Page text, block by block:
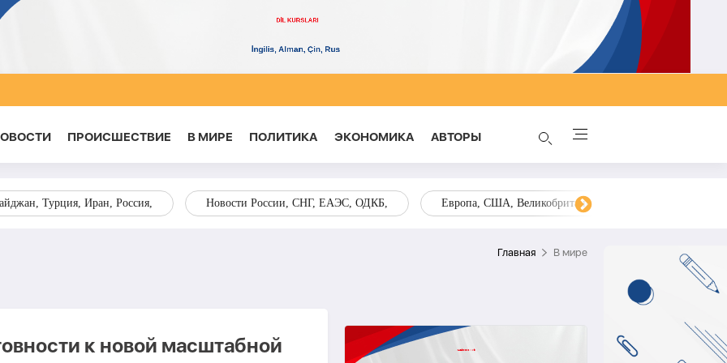
ПРОИСШЕСТВИЕ В МИРЕ ПОЛИТИКА ЭКОНОМИКА AВТОРЫ
Турция, Иран, Россия, Новости России, СНГ, ЕАЭС, ОДКБ, Европа, США, Великобритания, Украина, Запад,
Главная В мире
к новой масштабной